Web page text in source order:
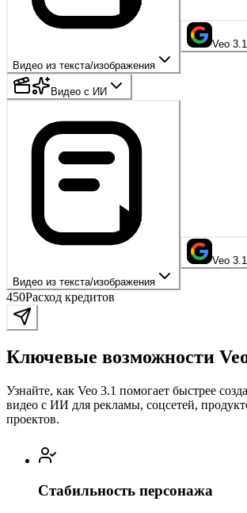
Видео из текста/изображения
Veo 3.1
Видео с ИИ
Видео из текста/изображения
Veo 3.1
450Расход кредитов
Ключевые возможности
Узнайте, как Veo 3.1 помогает быстрее
видео с ИИ для рекламы, соцсетей,
проектов.
Стабильность персонажа